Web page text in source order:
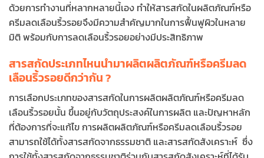
ด้วยการทำงานที่หลากหลายนี้เอง ทำให้สารสกัดในผลิตภัณฑ์หรือ
ครีมลดเลือนริ้วรอยจึงมีความสำคัญมากในการฟื้นฟูผิวในหลาย
มิติ พร้อมกับการลดเลือนริ้วรอยอย่างมีประสิทธิภาพ
สารสกัดประเภทไหนนำมาผลิตผลิตภัณฑ์หรือครีมลด
เลือนริ้วรอยดีกว่ากัน ?
การเลือกประเภทของสารสกัดในการผลิตผลิตภัณฑ์หรือครีมลด
เลือนริ้วรอยนั้น ขึ้นอยู่กับวัตถุประสงค์ในการผลิต และปัญหาหลัก
ที่ต้องการที่จะแก้ไข การผลิตผลิตภัณฑ์หรือครีมลดเลือนริ้วรอย
สามารถใช้ได้ทั้งสารสกัดจากธรรมชาติ และสารสกัดสังเคราะห์ ซึ่ง